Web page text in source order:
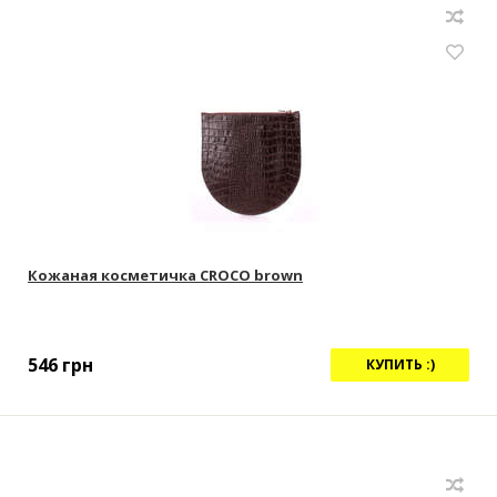
Кожаная косметичка CROCO brown
546 грн КУПИТЬ :)